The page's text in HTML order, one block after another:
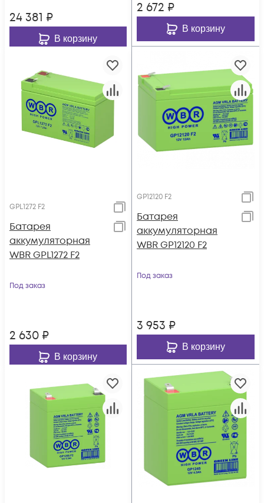
24 381 ₽
В корзину
2 672 ₽
В корзину
GPL1272 F2
Батарея
аккумуляторная
WBR GPL1272 F2
Под заказ
2 630 ₽
В корзину
GP12120 F2
Батарея
аккумуляторная
WBR GP12120 F2
Под заказ
3 953 ₽
В корзину